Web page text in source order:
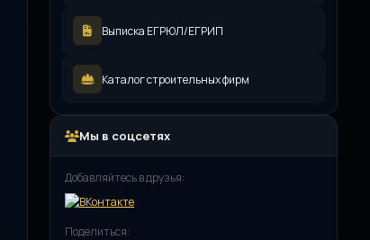
Выписка ЕГРЮЛ/ЕГРИП
Каталог строительных фирм
Мы в соцсетях
Добавляйтесь в друзья:
Поделиться: